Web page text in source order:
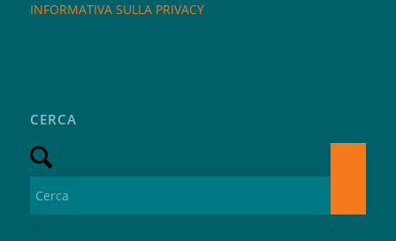
INFORMATIVA SULLA PRIVACY
CERCA